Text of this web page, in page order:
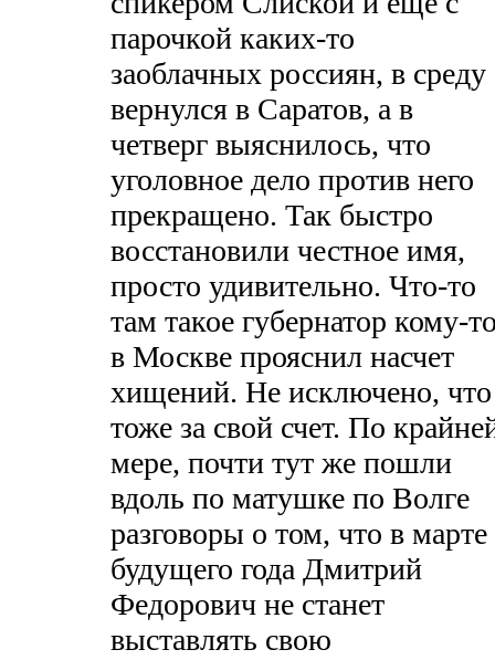
парочкой каких-то
заоблачных россиян, в среду
вернулся в Саратов, а в
четверг выяснилось, что
уголовное дело против него
прекращено. Так быстро
восстановили честное имя,
просто удивительно. Что-то
там такое губернатор кому-
в Москве прояснил насчет
хищений. Не исключено, что
тоже за свой счет. По
мере, почти тут же пошли
вдоль по матушке по Волге
разговоры о том, что в марте
будущего года Дмитрий
Федорович не станет
выставлять свою